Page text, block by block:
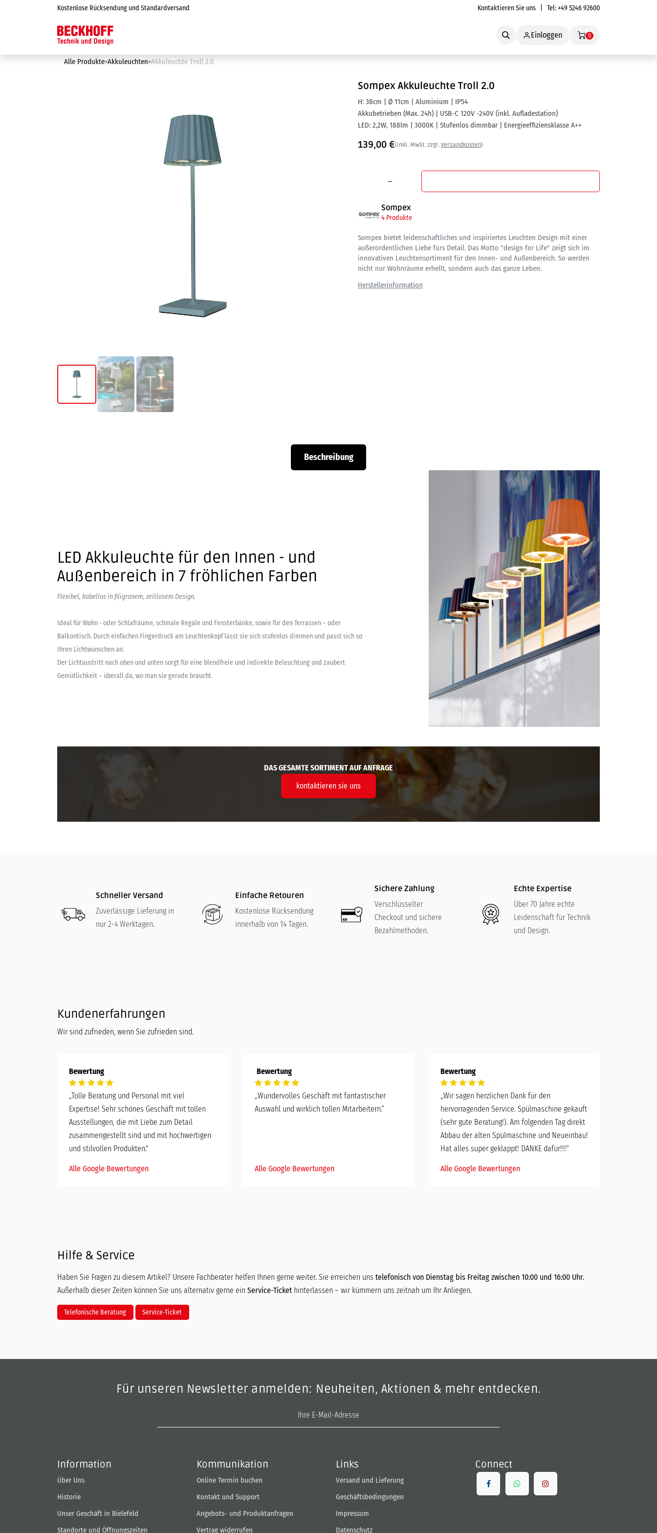
Zum Inhalt springenKostenlose Rücksendung und Standardversand Kontaktieren Sie uns | Tel:+49 5246 92600
Einloggen 0
Alle Produkte Akkuleuchten Akkuleuchte Troll 2.0
Sompex Akkuleuchte Troll 2.0
H: 38cm | Ø 11cm | Aluminium | IP54
Akkubetrieben (Max. 24h) | USB-C 120V -240V (inkl. Aufladestation)
LED: 2,2W, 188lm | 3000K | Stufenlos dimmbar | Energieeffiziensklasse A++
139,00 €(inkl. MwSt. zzgl. Versandkosten)
Sompex
4 Produkte
Sompex bietet leidenschaftliches und inspiriertes Leuchten Design mit einer
außerordentlichen Liebe fürs Detail. Das Motto "design for Life" zeigt sich im
innovativen Leuchtensortiment für den Innen- und Außenbereich. So werden
nicht nur Wohnräume erhellt, sondern auch das ganze Leben.
Beschreibung
LED Akkuleuchte für den Innen - und
Außenbereich in 7 fröhlichen Farben
Flexibel, kabellos in filigranem, zeitlosem Design.
Ideal für Wohn - oder Schlafräume, schmale Regale und Fensterbänke, sowie für den Terrassen – oder
Balkontisch. Durch einfachen Fingerdruck am Leuchtenkopf lässt sie sich stufenlos dimmen und passt sich so
Ihren Lichtwünschen an.
Der Lichtaustritt nach oben und unten sorgt für eine blendfreie und indirekte Beleuchtung und zaubert
Gemütlichkeit – überall da, wo man sie gerade braucht.
DAS GESAMTE SORTIMENT AUF ANFRAGE
kontaktieren sie uns
Schneller Versand
Zuverlässige Lieferung in
nur 2-4 Werktagen.
Einfache Retouren
Kostenlose Rücksendung
innerhalb von 14 Tagen.
Sichere Zahlung
Verschlüsselter
Checkout und sichere
Bezahlmethoden.
Echte Expertise
Über 70 Jahre echte
Leidenschaft für Technik
und Design.
Kundenerfahrungen
Wir sind zufrieden, wenn Sie zufrieden sind.
Bewertung
„Tolle Beratung und Personal mit viel
Expertise! Sehr schönes Geschäft mit tollen
Ausstellungen, die mit Liebe zum Detail
zusammengestellt sind und mit hochwertigen
und stilvollen Produkten."
Alle Google Bewertungen
Bewertung
„Wundervolles Geschäft mit fantastischer
Auswahl und wirklich tollen Mitarbeitern.“
Alle Google Bewertungen
Bewertung
„Wir sagen herzlichen Dank für den
hervorragenden Service. Spülmaschine gekauft
(sehr gute Beratung!). Am folgenden Tag direkt
Abbau der alten Spülmaschine und Neueinbau!
Hat alles super geklappt! DANKE dafür!!!"
Alle Google Bewertungen
Hilfe & Service
Haben Sie Fragen zu diesem Artikel? Unsere Fachberater helfen Ihnen gerne weiter. Sie erreichen uns telefonisch von Dienstag bis Freitag zwischen 10:00 und 16:00 Uhr.
Außerhalb dieser Zeiten können Sie uns alternativ gerne ein Service-Ticket hinterlassen – wir kümmern uns zeitnah um Ihr Anliegen.
Telefonische Beratung Service-Ticket
Für unseren Newsletter anmelden: Neuheiten, Aktionen & mehr entdecken.
Information
Über Uns
Historie
Unser Geschäft in Bielefeld
Standorte und Öffnungszeiten
Kommunikation
Online Termin buchen
Kontakt und Support
Angebots- und Produktanfragen
Vertrag widerrufen
Links
Versand und Lieferung
Geschäftsbedingungen
Impressum
Datenschutz
Connect